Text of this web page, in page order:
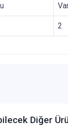
2
Diğer